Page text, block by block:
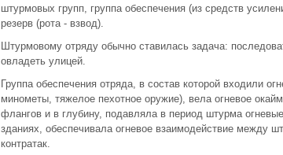
штурмовых групп, группа обеспечения (из средств
резерв (рота - взвод).
Штурмовому отряду обычно ставилась задача:
овладеть улицей.
Группа обеспечения отряда, в состав которой входили
минометы, тяжелое пехотное оружие), вела огневое
флангов и в глубину, подавляла в период штурма
зданиях, обеспечивала огневое взаимодействие между
контратак.